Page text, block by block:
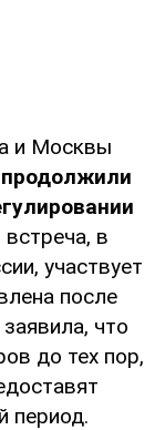
и Москвы
продолжили
в
участвует
после
что
до тех пор,
период.